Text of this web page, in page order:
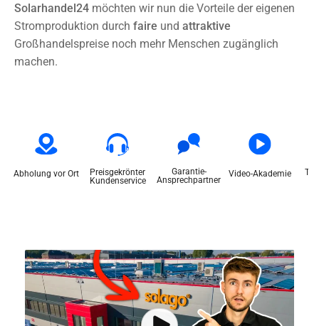
Solarhandel24 möchten wir nun die Vorteile der eigenen
Stromproduktion durch faire und attraktive
Großhandelspreise noch mehr Menschen zugänglich
machen.
Abholung vor Ort
Preisgekrönter
Kundenservice
Garantie-
Ansprechpartner
Video-Akademie